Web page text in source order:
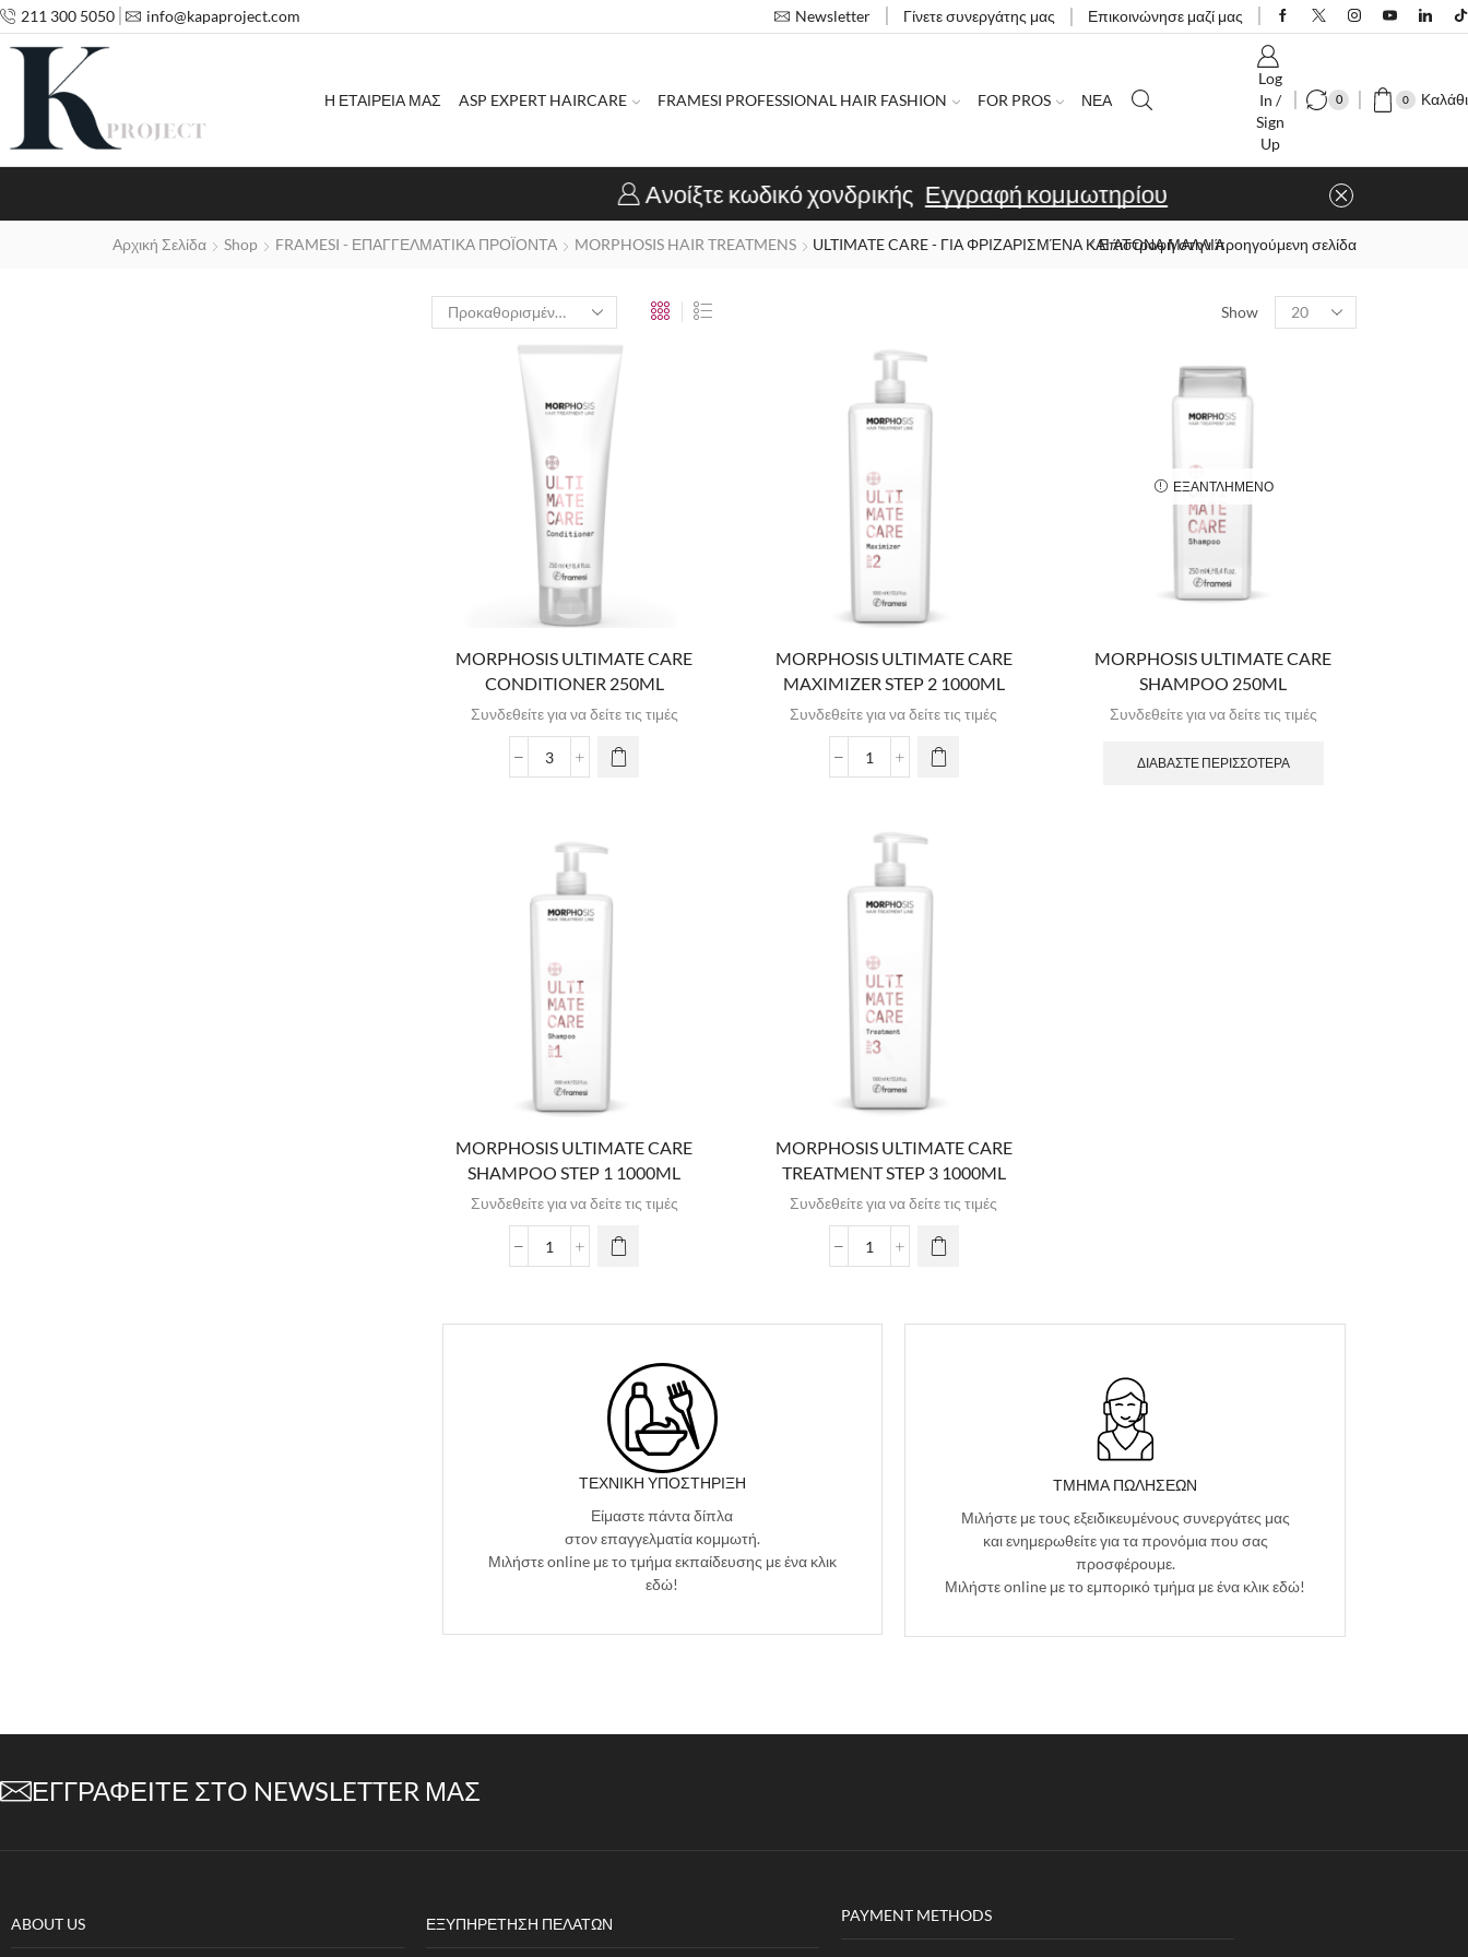
211 300 5050 info@kapaproject.com Newsletter Γίνετε συνεργάτης μας Επικοινώνησε μαζί μας
Η ΕΤΑΙΡΕΙΑ ΜΑΣ ASP EXPERT HAIRCARE FRAMESI PROFESSIONAL HAIR FASHION FOR PROS ΝΕΑ
Log
In /
Sign
Up
0 0 Καλάθι
Ανοίξτε κωδικό χονδρικής Εγγραφή κομμωτηρίου
Αρχική Σελίδα Shop FRAMESI - ΕΠΑΓΓΕΛΜΑΤΙΚΑ ΠΡΟΪΟΝΤΑ MORPHOSIS HAIR TREATMENS ULTIMATE CARE - ΓΙΑ ΦΡΙΖΑΡΙΣΜΈΝΑ ΚΑΙ ΆΤΟΝΑ ΜΑΛΛΙΆΕπιστροφή στην προηγούμενη σελίδα
Show
MORPHOSIS ULTIMATE CARE
CONDITIONER 250ML
Συνδεθείτε για να δείτε τις τιμές
MORPHOSIS ULTIMATE CARE
MAXIMIZER STEP 2 1000ML
Συνδεθείτε για να δείτε τις τιμές
ΕΞΑΝΤΛΗΜΈΝΟ
MORPHOSIS ULTIMATE CARE
SHAMPOO 250ML
Συνδεθείτε για να δείτε τις τιμές
ΔΙΑΒΆΣΤΕ ΠΕΡΙΣΣΌΤΕΡΑ
MORPHOSIS ULTIMATE CARE
SHAMPOO STEP 1 1000ML
Συνδεθείτε για να δείτε τις τιμές
MORPHOSIS ULTIMATE CARE
TREATMENT STEP 3 1000ML
Συνδεθείτε για να δείτε τις τιμές
ΤΕΧΝΙΚΉ ΥΠΟΣΤΉΡΙΞΗ
Είμαστε πάντα δίπλα
στον επαγγελματία κομμωτή.
Μιλήστε online με το τμήμα εκπαίδευσης με ένα κλικ
εδώ!
ΤΜΗΜΑ ΠΩΛΗΣΕΩΝ
Μιλήστε με τους εξειδικευμένους συνεργάτες μας
και ενημερωθείτε για τα προνόμια που σας
προσφέρουμε.
Μιλήστε online με το εμπορικό τμήμα με ένα κλικ εδώ!
ΕΓΓΡΑΦΕΊΤΕ ΣΤΟ NEWSLETTER ΜΑΣ
ABOUT US ΕΞΥΠΗΡΈΤΗΣΗ ΠΕΛΑΤΏΝ PAYMENT METHODS